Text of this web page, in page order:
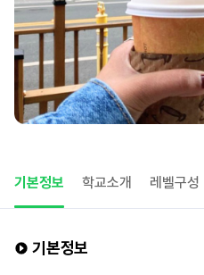
기본정보 학교소개 레벨구성
기본정보